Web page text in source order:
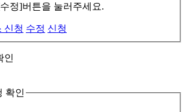
정]버튼을 눌러주세요.
신청 수정 신청
인
확인